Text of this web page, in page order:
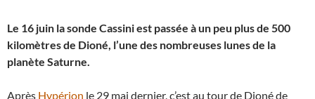
Le 16 juin la sonde Cassini est passée à un peu plus de 500
kilomètres de Dioné, l’une des nombreuses lunes de la
planète Saturne.
Après Hypérion le 29 mai dernier, c’est au tour de Dioné de